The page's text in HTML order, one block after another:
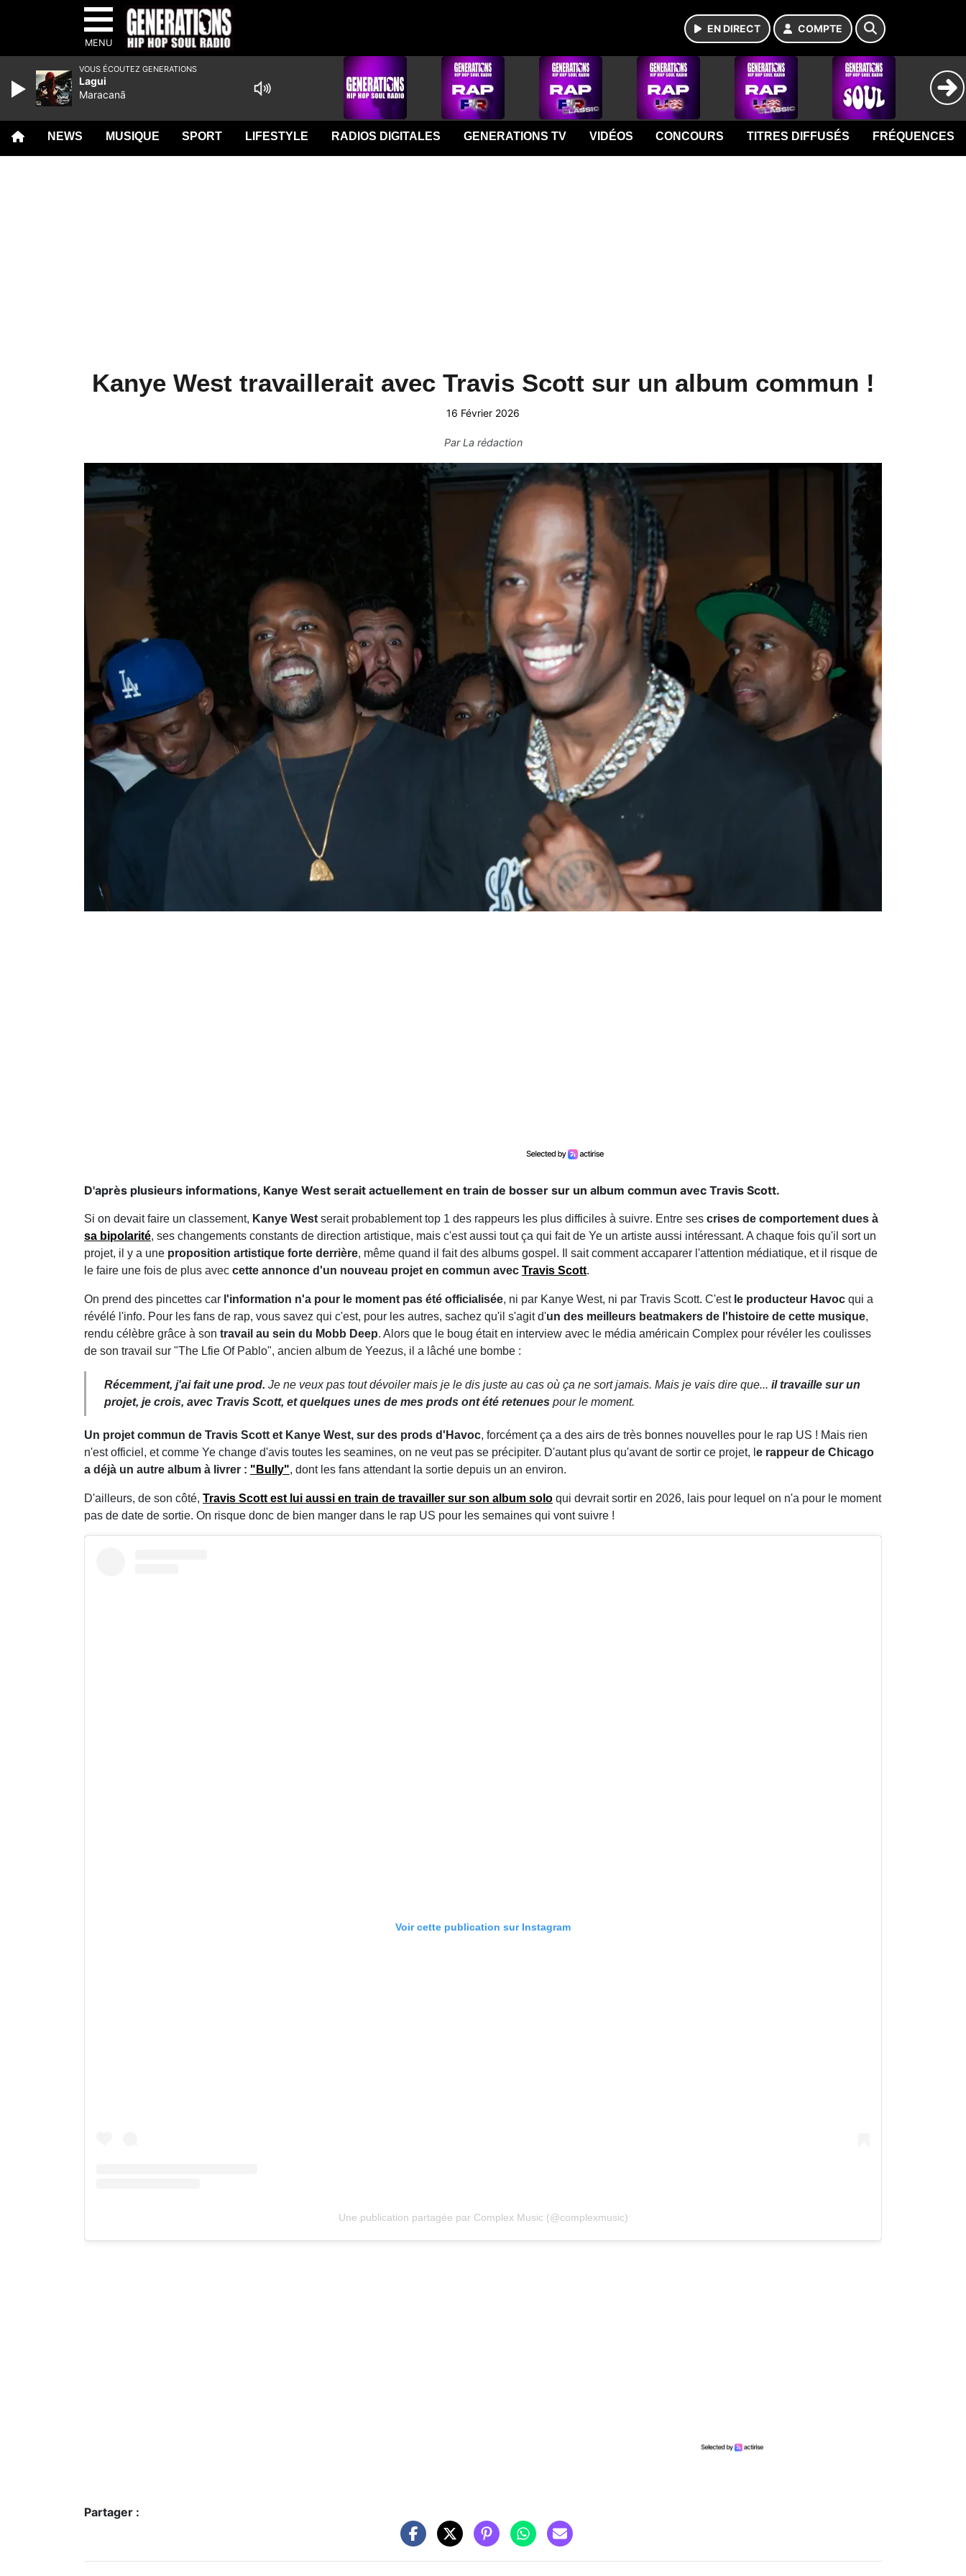
MENU
EN DIRECT COMPTE
NEWS MUSIQUE SPORT LIFESTYLE RADIOS DIGITALES GENERATIONS TV VIDÉOS CONCOURS TITRES DIFFUSÉS FRÉQUENCES
Kanye West travaillerait avec Travis Scott sur un album commun !
16 Février 2026
ParLa rédaction
D'après plusieurs informations, Kanye West serait actuellement en train de bosser sur un album commun avec Travis Scott.
Si on devait faire un classement, Kanye West serait probablement top 1 des rappeurs les plus difficiles à suivre. Entre ses crises de comportement dues à
sa bipolarité, ses changements constants de direction artistique, mais c'est aussi tout ça qui fait de Ye un artiste aussi intéressant. A chaque fois qu'il sort un
projet, il y a une proposition artistique forte derrière, même quand il fait des albums gospel. Il sait comment accaparer l'attention médiatique, et il risque de
le faire une fois de plus avec cette annonce d'un nouveau projet en commun avec Travis Scott.
On prend des pincettes car l'information n'a pour le moment pas été officialisée, ni par Kanye West, ni par Travis Scott. C'est le producteur Havoc qui a
révélé l'info. Pour les fans de rap, vous savez qui c'est, pour les autres, sachez qu'il s'agit d'un des meilleurs beatmakers de l'histoire de cette musique,
rendu célèbre grâce à son travail au sein du Mobb Deep. Alors que le boug était en interview avec le média américain Complex pour révéler les coulisses
de son travail sur "The Lfie Of Pablo", ancien album de Yeezus, il a lâché une bombe :
Récemment, j'ai fait une prod. Je ne veux pas tout dévoiler mais je le dis juste au cas où ça ne sort jamais. Mais je vais dire que... il travaille sur un
projet, je crois, avec Travis Scott, et quelques unes de mes prods ont été retenues pour le moment.
Un projet commun de Travis Scott et Kanye West, sur des prods d'Havoc, forcément ça a des airs de très bonnes nouvelles pour le rap US ! Mais rien
n'est officiel, et comme Ye change d'avis toutes les seamines, on ne veut pas se précipiter. D'autant plus qu'avant de sortir ce projet, l e rappeur de Chicago
a déjà un autre album à livrer : "Bully", dont les fans attendant la sortie depuis un an environ.
D'ailleurs, de son côté, Travis Scott est lui aussi en train de travailler sur son album solo qui devrait sortir en 2026, lais pour lequel on n'a pour le moment
pas de date de sortie. On risque donc de bien manger dans le rap US pour les semaines qui vont suivre !
Voir cette publication sur Instagram
Une publication partagée par Complex Music (@complexmusic)
Partager :
VOUS ÉCOUTEZ GENERATIONS
Lagui
Maracanã